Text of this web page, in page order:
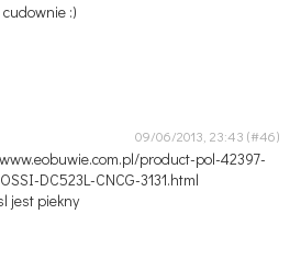
:)
09/06/2013, 23:43
product-pol-42397-
DC523L-CNCG-3131.html
jest piekny